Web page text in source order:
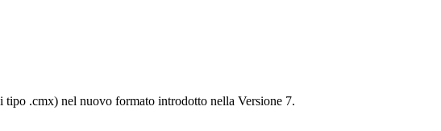
tipo .cmx) nel nuovo formato introdotto nella Versione 7.